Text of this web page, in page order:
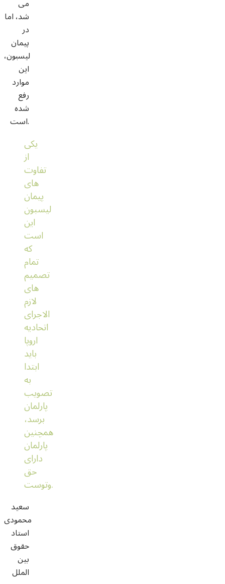
شد، اما
در
پیمان
لیسبون،
این
موارد
رفع
شده
است.
یکی
از
تفاوت
های
پیمان
لیسبون
این
است
که
تمام
تصمیم
های
لازم
الاجرای
اتحادیه
اروپا
باید
ابتدا
به
تصویب
پارلمان
برسد،
همچنین
پارلمان
دارای
حق
وتوست.
سعید
محمودی
استاد
حقوق
بین
الملل